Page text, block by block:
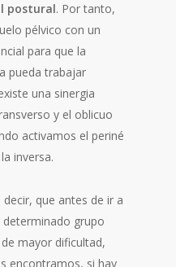
postural. Por tanto,
pélvico con un
para que la
pueda trabajar
una sinergia
y el oblicuo
activamos el periné
inversa.
que antes de ir a
grupo
mayor dificultad,
encontramos, si hay